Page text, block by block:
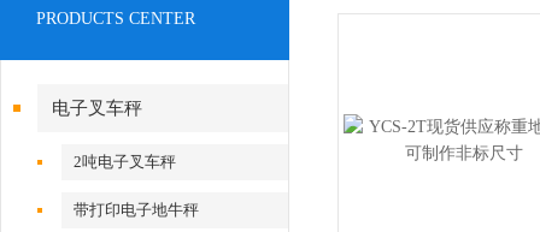
PRODUCTS CENTER
电子叉车秤
2吨电子叉车秤
带打印电子地牛秤